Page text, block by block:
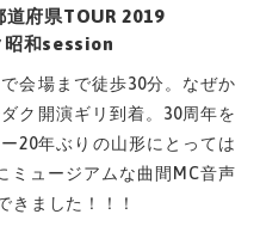
道府県TOUR 2019
昭和session
会場まで徒歩30分。なぜか
ク開演ギリ到着。30周年を
20年ぶりの山形にとっては
ミュージアムな曲間MC音声
きました！！！